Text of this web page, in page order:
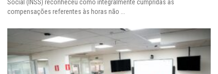
Social (INSS) reconheceu como integralmente cumpridas as
compensações referentes às horas não ...